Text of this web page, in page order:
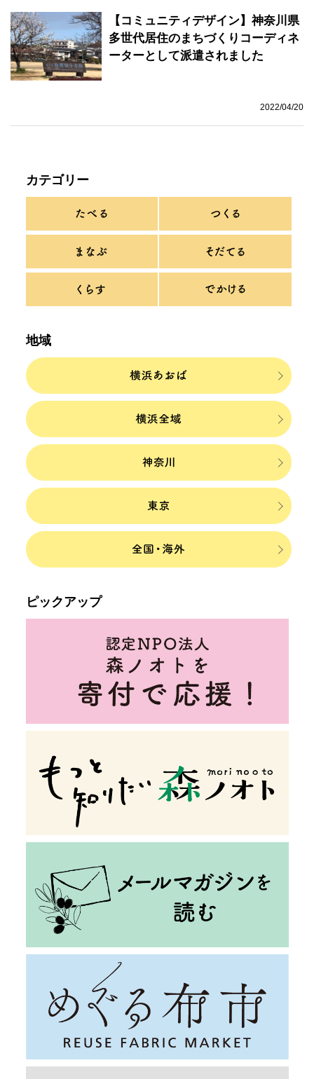
【コミュニティデザイン】神奈川県
多世代居住のまちづくりコーディネ
ーターとして派遣されました
2022/04/20
カテゴリー
地域
ピックアップ